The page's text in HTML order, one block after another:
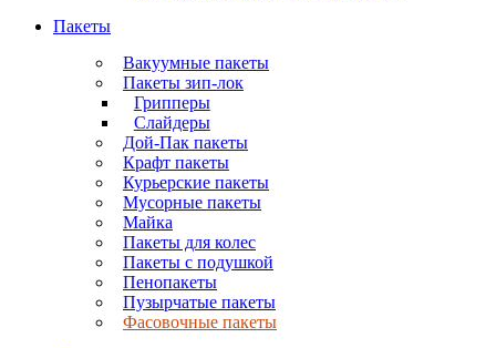
Пакеты
Вакуумные пакеты
Пакеты зип-лок
Грипперы
Слайдеры
Дой-Пак пакеты
Крафт пакеты
Курьерские пакеты
Мусорные пакеты
Майка
Пакеты для колес
Пакеты с подушкой
Пенопакеты
Пузырчатые пакеты
Фасовочные пакеты